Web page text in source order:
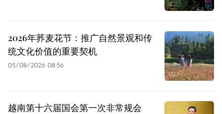
2026年荞麦花节：推广自然景观和传
统文化价值的重要契机
05/08/2026 08:56
越南第十六届国会第一次非常规会